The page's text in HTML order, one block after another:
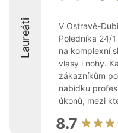
Laureáti
V Ostravě-
Poledníka 24/
na komplexní
vlasy i nohy.
zákazníkům
nabídku
úkonů, mezi
8.7